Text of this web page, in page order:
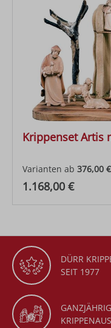
Krippenset Artis
Varianten ab 376,00 €
Regulärer Preis:
1.168,00 €
DÜRR
SEIT 1977